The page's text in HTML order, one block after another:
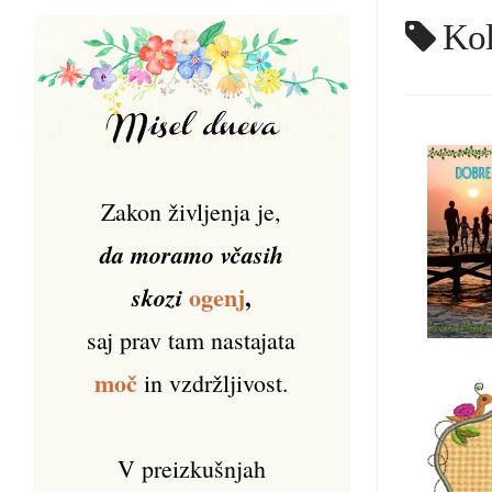
Zakon življenja je,
da moramo včasih
skozi ogenj,
saj prav tam nastajata
močin vzdržljivost.
V preizkušnjah